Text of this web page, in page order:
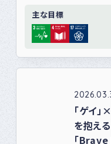
主な目標
「ゲイ
を抱え
「